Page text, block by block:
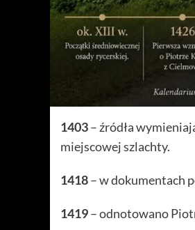
1403– źródła
miejscowej szlachty.
1418– w dokumentach
1419– odnotowano